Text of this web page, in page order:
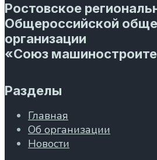
Ростовское
Общероссийской
организации
«Союз
Разделы
Главная
Об организации
Новости